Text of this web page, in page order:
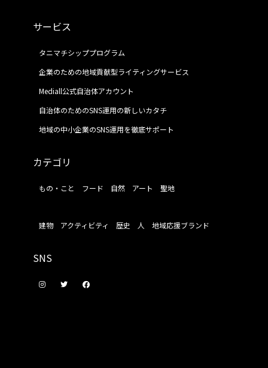
サービス
タニマチシッププログラム
企業のための地域貢献型ライティングサービス
Mediall公式自治体アカウント
自治体のためのSNS運用の新しいカタチ
地域の中小企業のSNS運用を徹底サポート
カテゴリ
もの・こと フード 自然 アート 聖地
建物 アクティビティ 歴史 人 地域応援ブランド
SNS